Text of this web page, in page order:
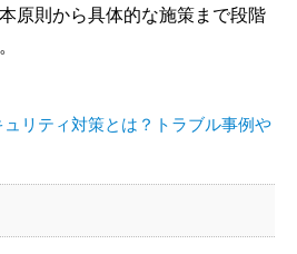
原則から具体的な施策まで段階
リティ対策とは？トラブル事例や